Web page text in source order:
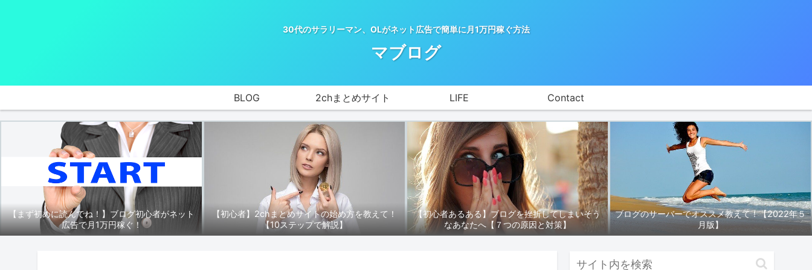
30代のサラリーマン、OLがネット広告で簡単に月1万円稼ぐ方法
マブログ
BLOG 2chまとめサイト LIFE Contact
【まず初めに読んでね！】ブログ初心者がネット
広告で月1万円稼ぐ！
【初心者】2chまとめサイトの始め方を教えて！
【10ステップで解説】
【初心者あるある】ブログを挫折してしまいそう
なあなたへ【７つの原因と対策】
ブログのサーバーでオススメ教えて！【2022年５
月版】